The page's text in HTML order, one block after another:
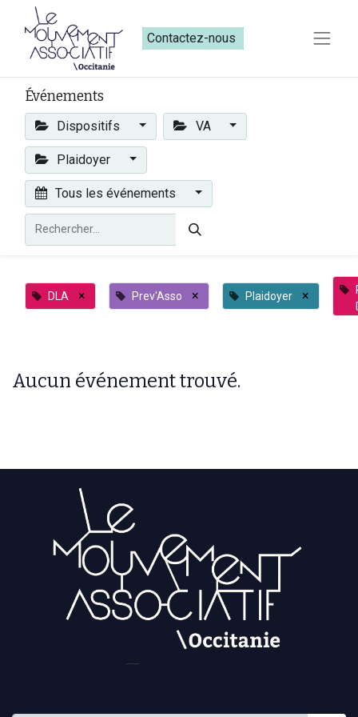
Contactez-nous​​
Événements
Dispositifs VA
Plaidoyer
Tous les événements
DLA × Prev'Asso × Plaidoyer ×
Aucun événement trouvé.